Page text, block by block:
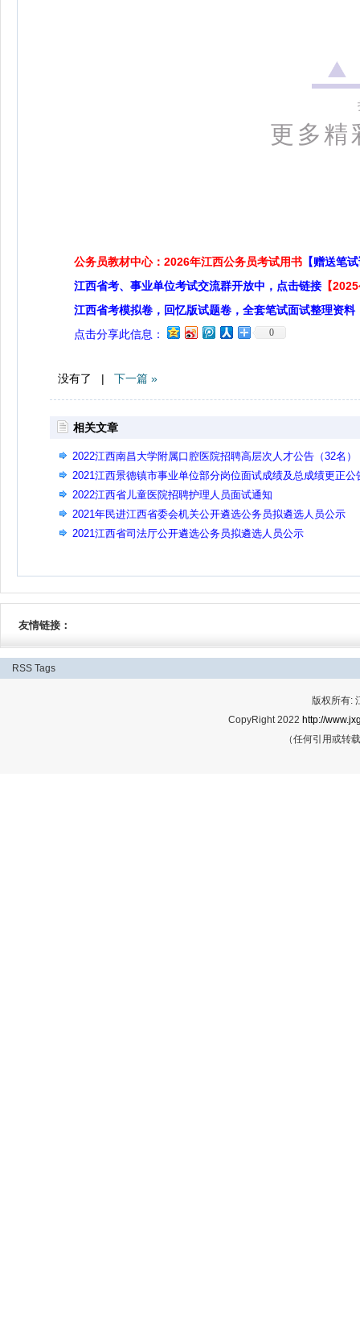
更多精
公务员教材中心：2026年江西公务员考试用书 【赠送笔
江西省考、事业单位考试交流群开放中，点击链接 【
江西省考模拟卷，回忆版试题卷，全套笔试面试整理资料
点击分享此信息：
0
没有了 | 下一篇 »
相关文章
2022江西南昌大学附属口腔医院招聘高层次人才公告（32名）
2021江西景德镇市事业单位部分岗位面试成绩及总成绩更正公
2022江西省儿童医院招聘护理人员面试通知
2021年民进江西省委会机关公开遴选公务员拟遴选人员公示
2021江西省司法厅公开遴选公务员拟遴选人员公示
友情链接：
RSS Tags
版权所有:
CopyRight 2022 http://
（任何引用或转